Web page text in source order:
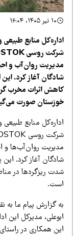
منابع طبیعی و
روان‌آب و احیای
آغاز کرد. این
اثرات مخرب
صورت می‌گیرد.
منابع طبیعی و
روان‌آب‌ها و
آغاز کرد. این
ریزگردها در مناطق
گزارش پیام ما به نقل از
مدیرکل این
همکاری در راستای